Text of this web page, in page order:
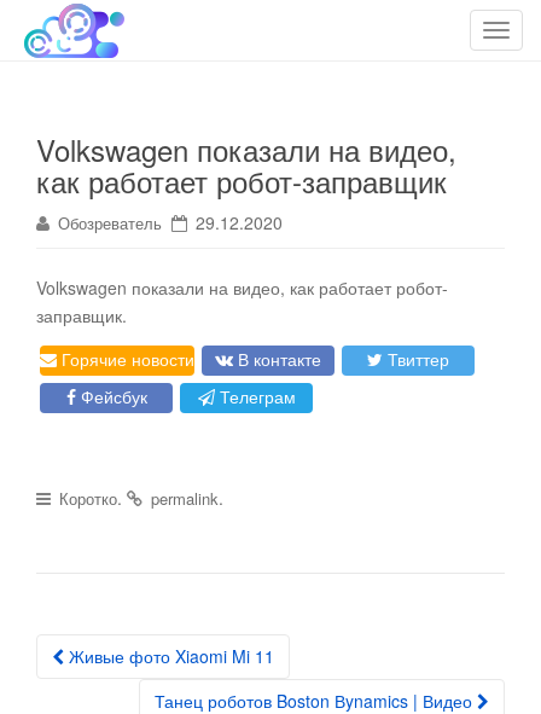
T
Облако технологий
cloudteh.ru
Volkswagen показали на видео,
как работает робот-заправщик
Обозреватель 29.12.2020
Volkswagen показали на видео, как работает робот-
заправщик.
Горячие новости
В контакте
Твиттер
Фейсбук
Телеграм
Коротко. permalink.
Post navigation
Живые фото Xiaomi Mi 11
Танец роботов Boston Вynamics | Видео